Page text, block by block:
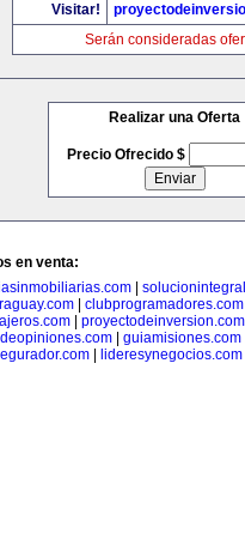
Visitar!
Serán consideradas
Realizar una Oferta
Precio Ofrecido $
en venta:
clubprogramadores.com
| proyectodeinversion.com
guiamisiones.com
lideresynegocios.com